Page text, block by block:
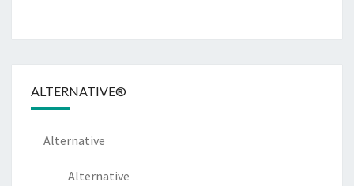
ALTERNATIVE®
Alternative
Alternative